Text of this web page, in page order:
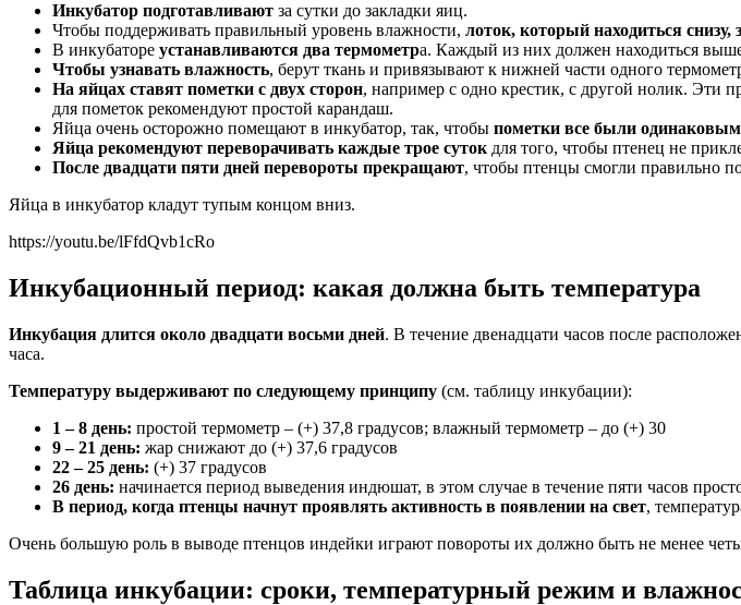
Инкубатор подготавливают за сутки до закладки яиц.
Чтобы поддерживать правильный уровень влажности, лоток, который находиться снизу,
В инкубаторе устанавливаются два термометра. Каждый из них должен находиться
Чтобы узнавать влажность, берут ткань и привязывают к нижней части одного
На яйцах ставят пометки с двух сторон, например с одно крестик, с другой нолик. Эти
для пометок рекомендуют простой карандаш.
Яйца очень осторожно помещают в инкубатор, так, чтобы пометки все были
Яйца рекомендуют переворачивать каждые трое суток для того, чтобы птенец не
После двадцати пяти дней перевороты прекращают, чтобы птенцы смогли правильно
Яйца в инкубатор кладут тупым концом вниз.
https://youtu.be/lFfdQvb1cRo
Инкубационный период: какая должна быть температура
Инкубация длится около двадцати восьми дней. В течение двенадцати часов после
часа.
Температуру выдерживают по следующему принципу (см. таблицу инкубации):
1 – 8 день: простой термометр – (+) 37,8 градусов; влажный термометр – до (+) 30
9 – 21 день: жар снижают до (+) 37,6 градусов
22 – 25 день: (+) 37 градусов
26 день: начинается период выведения индюшат, в этом случае в течение пяти часов
В период, когда птенцы начнут проявлять активность в появлении на свет,
Очень большую роль в выводе птенцов индейки играют повороты их должно быть не менее
Таблица инкубации: сроки, температурный режим и